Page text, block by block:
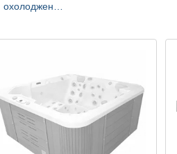
охолодження